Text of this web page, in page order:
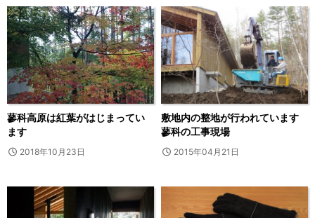
蓼科高原は紅葉がはじまってい
ます
2018年10月23日
敷地内の整地が行われています
蓼科の工事現場
2015年04月21日